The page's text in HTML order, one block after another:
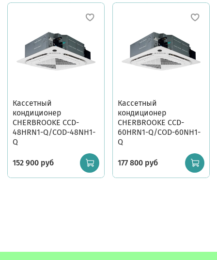
Кассетный
кондиционер
CHERBROOKE CCD-
48HRN1-Q/COD-48NH1-
Q
152 900 руб
Кассетный
кондиционер
CHERBROOKE CCD-
60HRN1-Q/COD-60NH1-
Q
177 800 руб